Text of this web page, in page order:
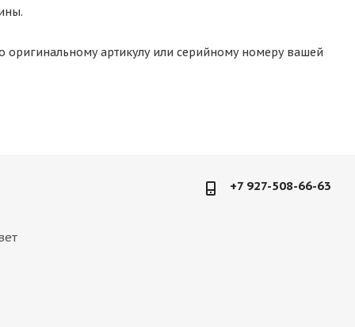
артикулу или серийному номеру вашей
+7 927-508-66-63